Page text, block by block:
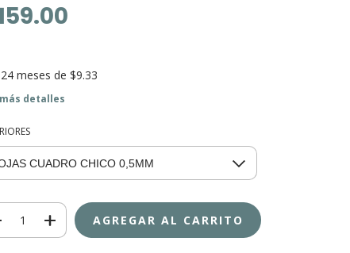
24 meses de $9.33
detalles